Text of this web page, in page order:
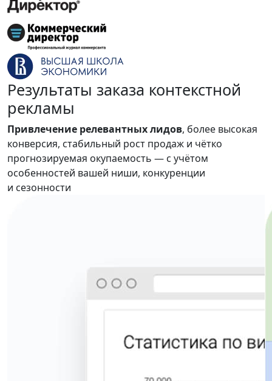
Результаты заказа контекстной
рекламы
Привлечение релевантных лидов, более высокая
конверсия, стабильный рост продаж и чётко
прогнозируемая окупаемость — с учётом
особенностей вашей ниши, конкуренции
и сезонности